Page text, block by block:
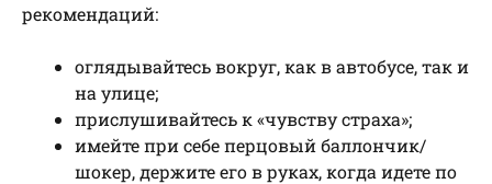
рекомендаций:
оглядывайтесь вокруг, как в автобусе, так и
на улице;
прислушивайтесь к «чувству страха»;
имейте при себе перцовый баллончик/
шокер, держите его в руках, когда идете по